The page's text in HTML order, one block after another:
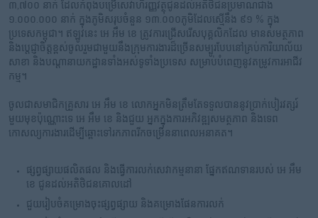
៣,៧០០ នាក់ ដែលកំពុងបម្រើសេវាហិរញ្ញវត្ថុជូនដល់អតិថិជនប្រមាណជាង
១.០០០.០០០ នាក់ ក្នុងភូមិសរុបចំនួន ១៣.០០០ភូមិដែលស្មើនឹង ៩១ % ក្នុង
ប្រទេសកម្ពុជា។ ឥឡូវនេះ អេ អឹម ខេ ត្រូវការជ្រើសរើសបុគ្គលិកដែល មានសមត្ថភាព
និងប្តេជ្ញាចិត្តខ្ពស់ចូលរួមជាមួយនឹងក្រុមការងារដ៏ច្រើនសម្បូរបែបនៅគ្រប់ការិយាល័យ
សាខា និងបណ្តានាយកដ្ឋានទាំងអស់ទូទាំងប្រទេស សម្រាប់បំពេញនូវតម្រូវការអាជីវ
កម្ម។
ចូលជាសមាជិកគ្រួសារ អេ អឹម ខេ លោកអ្នកមិនត្រឹមតែទទួលបាននូវប្រាក់បៀរវត្សរ៍
មួយមុខប៉ុណ្ណោះទេ អេ អឹម ខេ និងជួយ អ្នកក្នុងការអភិវឌ្ឍសមត្ថភាព និងទេព
កោសល្យការងារដើម្បីឆ្ពោះទៅរកភាពរីកចម្រើននាពេលអនាគត។
ផ្សព្វផ្សាយផលិតផល និងធ្វើការលក់សេវាកម្មនានា ផ្នែកឥណទានរបស់ អេ អឹម
ខេ ជូនដល់អតិថិជនគោលដៅ
ជួយរៀបចំគម្រោងចុះផ្សព្វផ្សាយ និងគម្រោងផែនការលក់